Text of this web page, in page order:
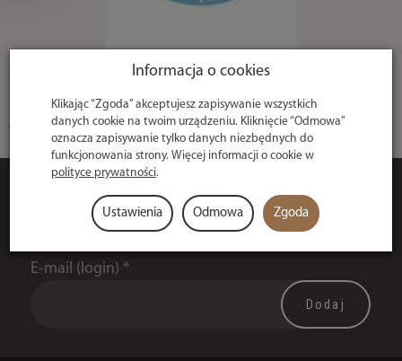
Carp Seeds wychodząc na przeciw oczekiwaniom wielu
wędkarzy, stworzyło mieszanki z ziaren o niedostępnej dotąd
jakości i skuteczności.
Dołącz do Newsletter
Dołącz do Newsletter i bądź na bieżąco!
E-mail (login) *
Informacja o cookies
Klikając “Zgoda” akceptujesz zapisywanie wszystkich
danych cookie na twoim urządzeniu. Kliknięcie “Odmowa”
oznacza zapisywanie tylko danych niezbędnych do
funkcjonowania strony. Więcej informacji o cookie w
polityce prywatności.
Ustawienia Odmowa Zgoda